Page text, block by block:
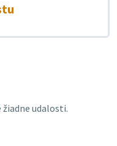
žiadne udalosti.